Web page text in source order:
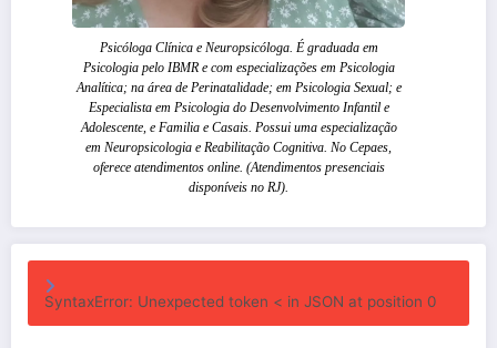
Psicóloga Clínica e Neuropsicóloga. É graduada em
Psicologia pelo IBMR e com especializações em Psicologia
Analítica; na área de Perinatalidade; em Psicologia Sexual; e
Especialista em Psicologia do Desenvolvimento Infantil e
Adolescente, e Familia e Casais. Possui uma especialização
em Neuropsicologia e Reabilitação Cognitiva. No Cepaes,
oferece atendimentos online. (Atendimentos presenciais
disponíveis no RJ).
SyntaxError: Unexpected token < in JSON at position 0